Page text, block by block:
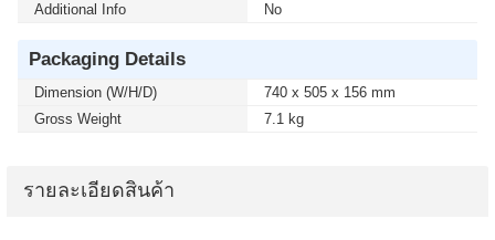
Additional Info
No
Packaging Details
Dimension (W/H/D)
740 x 505 x 156 mm
Gross Weight
7.1 kg
รายละเอียดสินค้า